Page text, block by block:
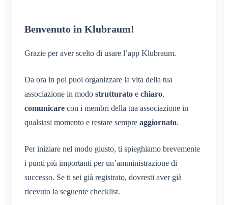
Sincronizzazione
Elimina un messaggio
Crea un'Area
Area privata
Lascia il Klubraum
Cambia e-mail
Cambia immagine del profilo
Autorizzazioni di accesso dell'app
Chiudi account
Amministrazione
Altri amministratori
Invita membri
Reinvia inviti
Rimuovi membri
Amministratore dell'area
Gestione delle Area
Richiesta di adesione sul sito dell'associazione
Benvenuto in Klubraum!
Grazie per aver scelto di usare l’app Klubraum.
Da ora in poi puoi organizzare la vita della tua
associazione in modo strutturato e chiaro,
comunicare con i membri della tua associazione in
qualsiasi momento e restare sempre aggiornato.
Per iniziare nel modo giusto, ti spieghiamo brevemente
i punti più importanti per un’amministrazione di
successo. Se ti sei già registrato, dovresti aver già
ricevuto la seguente checklist.